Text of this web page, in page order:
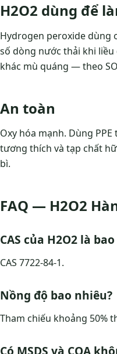
H2O2 dùng để
Hydrogen peroxide dùng
số dòng nước thải khi
khác mù quáng — theo
An toàn
Oxy hóa mạnh. Dùng
tương thích và tạp chất
bì.
FAQ — H2O2
CAS của H2O2 là
CAS 7722-84-1.
Nồng độ bao nhiêu?
Tham chiếu khoảng 50%